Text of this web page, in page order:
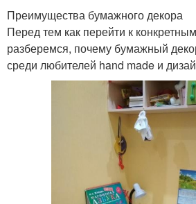
Преимущества бумажного декора
Перед тем как перейти к
разберемся, почему бумажный
среди любителей hand made и